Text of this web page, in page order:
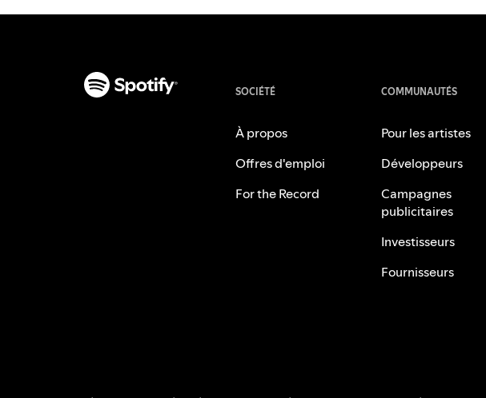
SOCIÉTÉ
À propos
Offres d'emploi
For the Record
COMMUNAUTÉS
Pour les artistes
Développeurs
Campagnes
publicitaires
Investisseurs
Fournisseurs